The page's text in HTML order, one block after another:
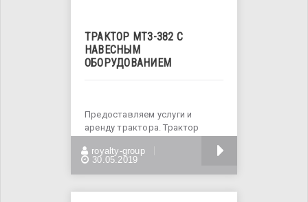
ТРАКТОР МТЗ-382 С
НАВЕСНЫМ
ОБОРУДОВАНИЕМ
Предоставляем услуги и
аренду трактора. Трактор
широкого
royalty-group
30.05.2019